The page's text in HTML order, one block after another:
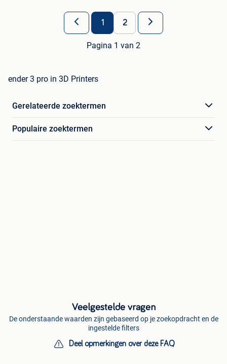
1 2
Pagina 1 van 2
ender 3 pro in 3D Printers
Gerelateerde zoektermen
Populaire zoektermen
Veelgestelde vragen
De onderstaande waarden zijn gebaseerd op je zoekopdracht en de
ingestelde filters
Deel opmerkingen over deze FAQ